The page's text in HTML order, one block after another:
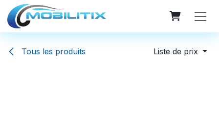
Se rendre au contenu
Tous les produits Liste de prix